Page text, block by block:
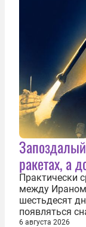
ракетах, а
Практически
между
шестьдесят
появляться
вовсе
6 августа 2026